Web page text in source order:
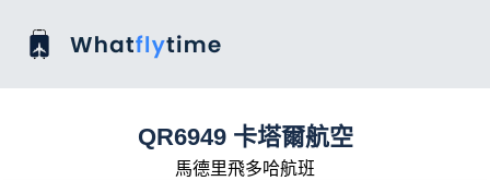
QR6949 卡塔爾航空
馬德里飛多哈航班